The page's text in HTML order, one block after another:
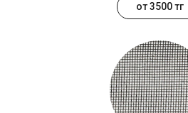
от 3500 тг